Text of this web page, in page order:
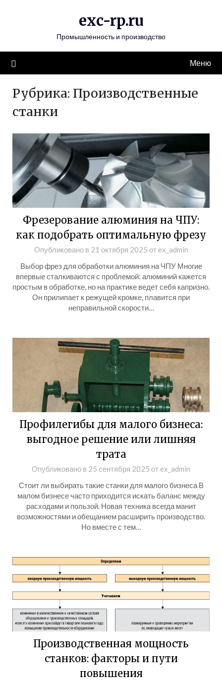
exc-rp.ru
Промышленность и производство
Меню
Рубрика: Производственные
станки
Фрезерование алюминия на ЧПУ:
как подобрать оптимальную фрезу
Опубликовано в 21 октября 2025 от ex_admin
Выбор фрез для обработки алюминия на ЧПУ Многие
впервые сталкиваются с проблемой: алюминий кажется
простым в обработке, но на практике ведет себя капризно.
Он прилипает к режущей кромке, плавится при
неправильной скорости…
Профилегибы для малого бизнеса:
выгодное решение или лишняя
трата
Опубликовано в 25 сентября 2025 от ex_admin
Стоит ли выбирать такие станки для малого бизнеса В
малом бизнесе часто приходится искать баланс между
расходами и пользой. Новая техника всегда манит
возможностями и обещанием расширить производство.
Но вместе с тем…
Производственная мощность
станков: факторы и пути
повышения